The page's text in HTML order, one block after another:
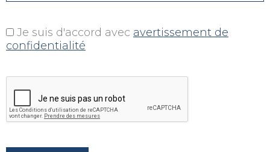
Je suis d'accord avec avertissement de
confidentialité